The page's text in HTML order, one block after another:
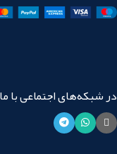
در شبکه‌های اجتماعی با